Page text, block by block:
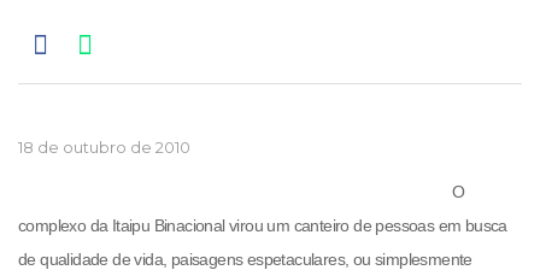
18 de outubro de 2010
O
complexo da Itaipu Binacional virou um canteiro de pessoas em busca
de qualidade de vida, paisagens espetaculares, ou simplesmente